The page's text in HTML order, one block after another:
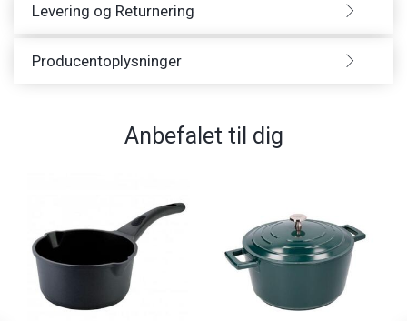
Levering og Returnering
Producentoplysninger
Anbefalet til dig